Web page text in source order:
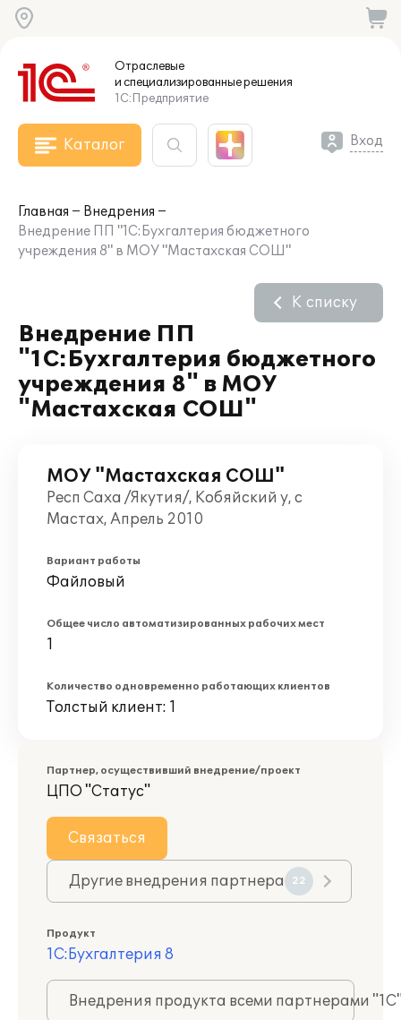
Отраслевые
и специализированныерешения
1С:Предприятие
Каталог Вход
Главная
Внедрения
Внедрение ПП "1С:Бухгалтерия бюджетного
учреждения 8" в МОУ "Мастахская СОШ"
Внедрение ПП
"1С:Бухгалтерия бюджетного
учреждения 8" в МОУ
"Мастахская СОШ"
К списку
МОУ "Мастахская СОШ"
Респ Саха /Якутия/, Кобяйский у, с
Мастах, Апрель 2010
Вариант работы
Файловый
Общее число автоматизированных рабочих мест
1
Количество одновременно работающих клиентов
Толстый клиент: 1
Партнер, осуществивший внедрение/проект
ЦПО "Статус"
Связаться
Другие внедрения партнера 22
Продукт
1С:Бухгалтерия 8
Внедрения продукта всеми партнерами